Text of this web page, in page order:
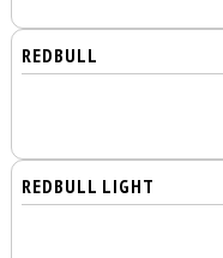
REDBULL
REDBULL LIGHT